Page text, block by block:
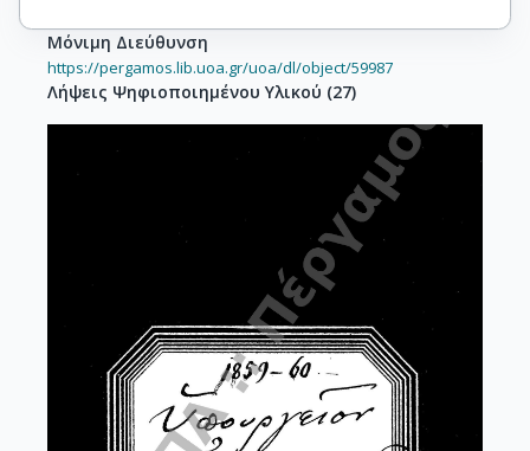
Μόνιμη Διεύθυνση
https://pergamos.lib.uoa.gr/uoa/dl/object/59987
Λήψεις Ψηφιοποιημένου Υλικού (27)